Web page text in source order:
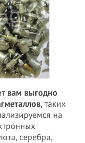
вам выгодно
, таких
на
серебра,